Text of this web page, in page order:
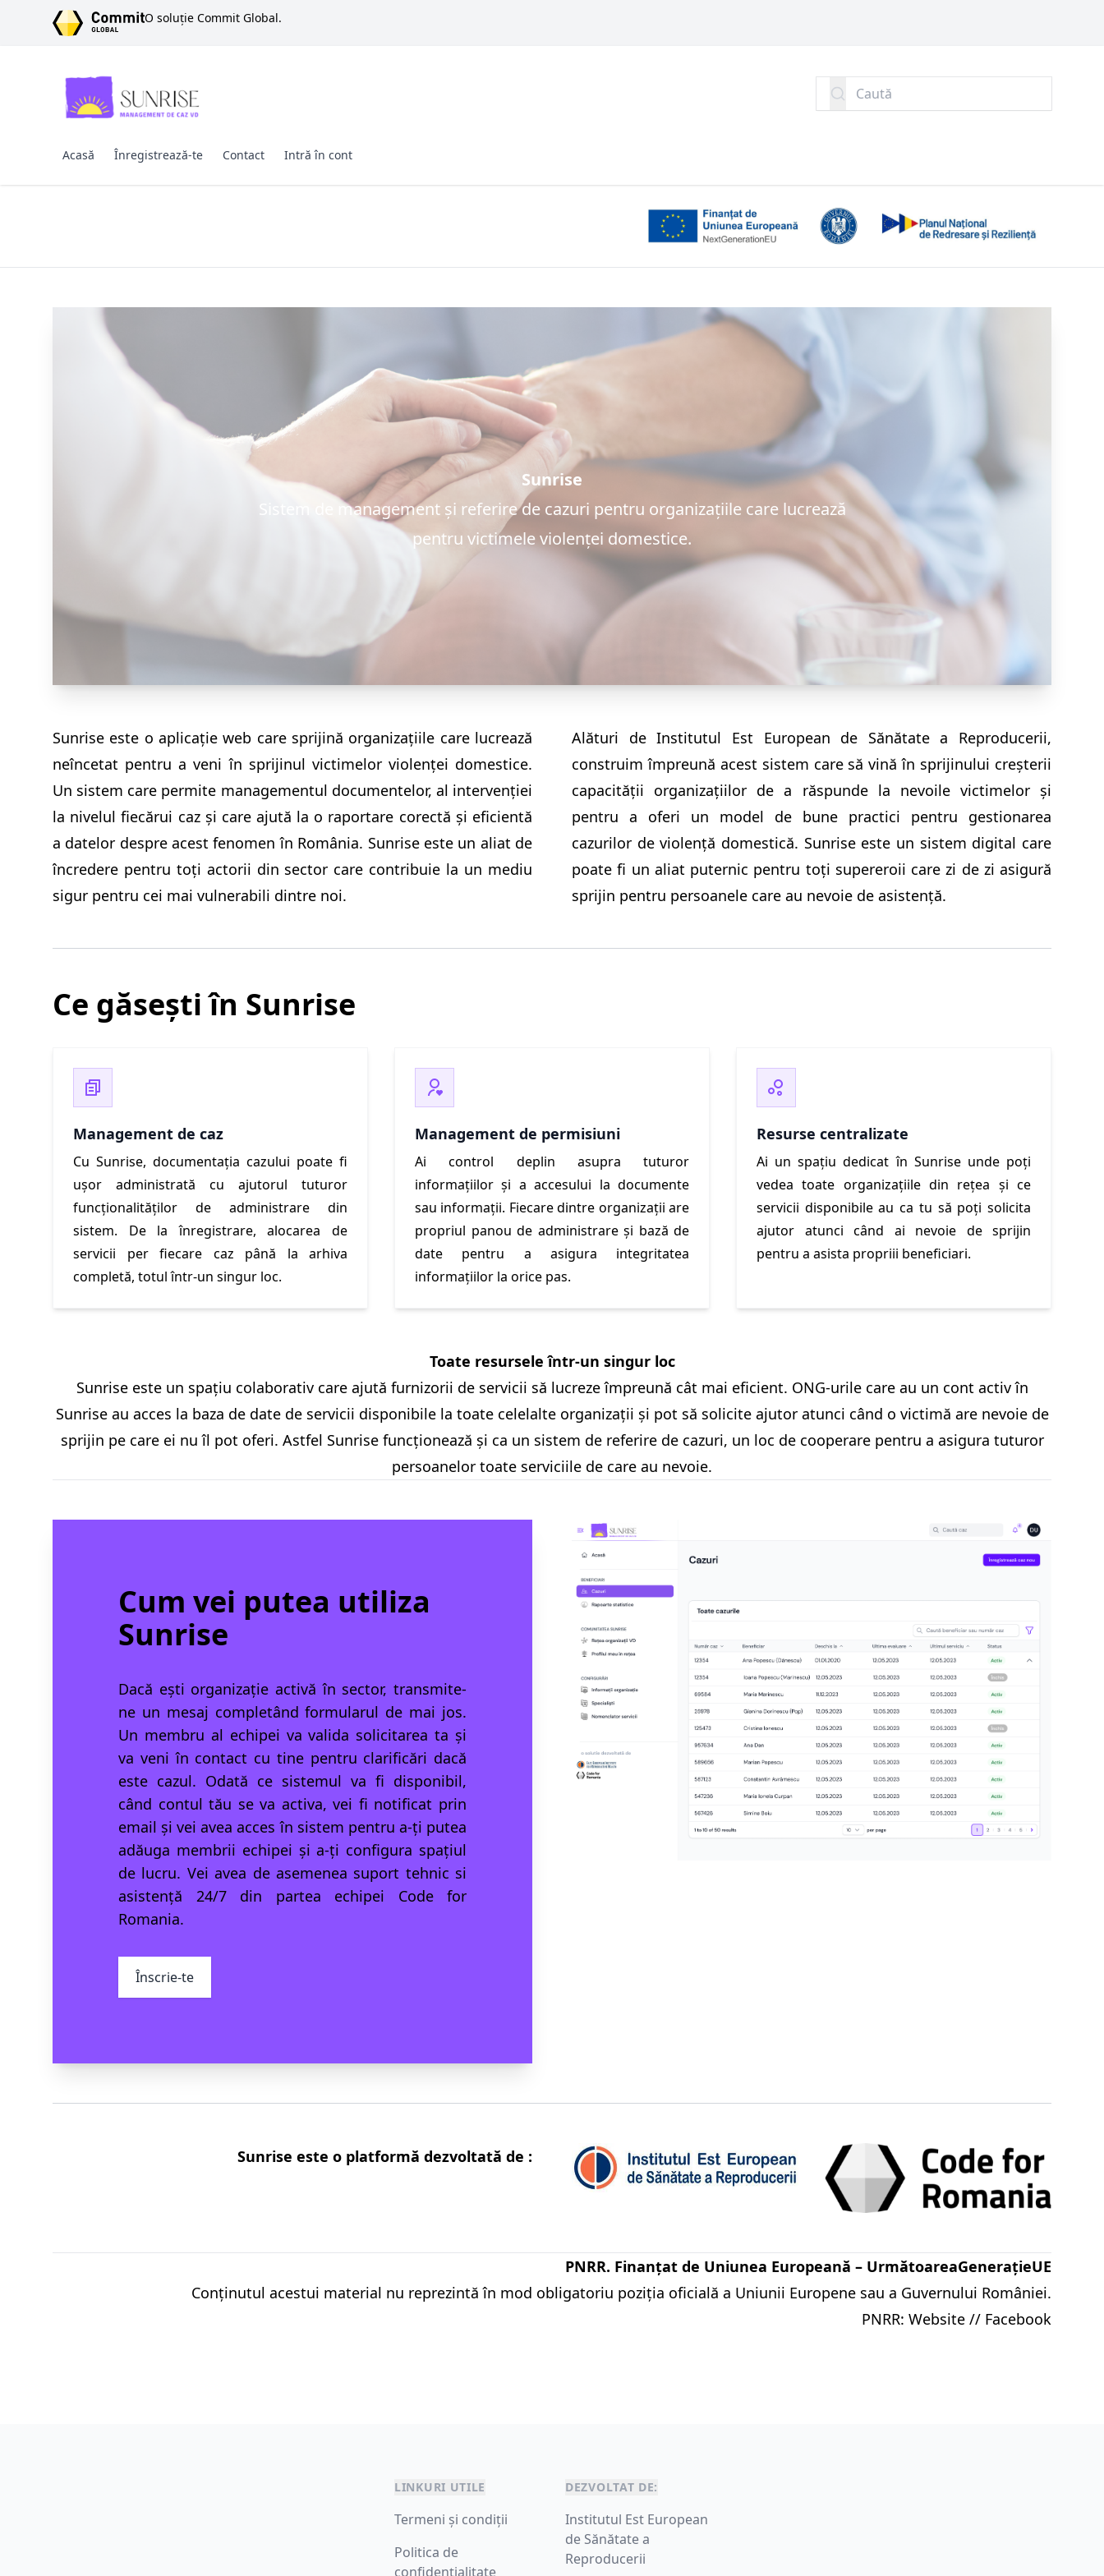
SARI LA CONȚINUT
O soluție Commit Global.
Caută
Acasă Înregistrează-te Contact Intră în cont
Sunrise
Sistem de management și referire de cazuri pentru organizațiile care lucrează
pentru victimele violenței domestice.
Sunrise este o aplicație web care sprijină organizațiile care lucrează
neîncetat pentru a veni în sprijinul victimelor violenței domestice.
Un sistem care permite managementul documentelor, al intervenției
la nivelul fiecărui caz și care ajută la o raportare corectă și eficientă
a datelor despre acest fenomen în România. Sunrise este un aliat de
încredere pentru toți actorii din sector care contribuie la un mediu
sigur pentru cei mai vulnerabili dintre noi.
Alături de Institutul Est European de Sănătate a Reproducerii,
construim împreună acest sistem care să vină în sprijinului creșterii
capacității organizațiilor de a răspunde la nevoile victimelor și
pentru a oferi un model de bune practici pentru gestionarea
cazurilor de violență domestică. Sunrise este un sistem digital care
poate fi un aliat puternic pentru toți supereroii care zi de zi asigură
sprijin pentru persoanele care au nevoie de asistență.
Ce găsești în Sunrise
Management de caz
Cu Sunrise, documentația cazului poate fi
ușor administrată cu ajutorul tuturor
funcționalităților de administrare din
sistem. De la înregistrare, alocarea de
servicii per fiecare caz până la arhiva
completă, totul într-un singur loc.
Management de permisiuni
Ai control deplin asupra tuturor
informațiilor și a accesului la documente
sau informații. Fiecare dintre organizații are
propriul panou de administrare și bază de
date pentru a asigura integritatea
informațiilor la orice pas.
Resurse centralizate
Ai un spațiu dedicat în Sunrise unde poți
vedea toate organizațiile din rețea și ce
servicii disponibile au ca tu să poți solicita
ajutor atunci când ai nevoie de sprijin
pentru a asista propriii beneficiari.
Toate resursele într-un singur loc
Sunrise este un spațiu colaborativ care ajută furnizorii de servicii să lucreze împreună cât mai eficient. ONG-urile care au un cont activ în
Sunrise au acces la baza de date de servicii disponibile la toate celelalte organizații și pot să solicite ajutor atunci când o victimă are nevoie de
sprijin pe care ei nu îl pot oferi. Astfel Sunrise funcționează și ca un sistem de referire de cazuri, un loc de cooperare pentru a asigura tuturor
persoanelor toate serviciile de care au nevoie.
Cum vei putea utiliza
Sunrise
Dacă ești organizație activă în sector, transmite-
ne un mesaj completând formularul de mai jos.
Un membru al echipei va valida solicitarea ta și
va veni în contact cu tine pentru clarificări dacă
este cazul. Odată ce sistemul va fi disponibil,
când contul tău se va activa, vei fi notificat prin
email și vei avea acces în sistem pentru a-ți putea
adăuga membrii echipei și a-ți configura spațiul
de lucru. Vei avea de asemenea suport tehnic si
asistență 24/7 din partea echipei Code for
Romania.
Înscrie-te
Sunrise este o platformă dezvoltată de :
PNRR. Finanțat de Uniunea Europeană – UrmătoareaGenerațieUE
Conținutul acestui material nu reprezintă în mod obligatoriu poziția oficială a Uniunii Europene sau a Guvernului României.
PNRR: Website // Facebook
LINKURI UTILE
Termeni și condiții
Politica de
confidențialitate
DEZVOLTAT DE:
Institutul Est European
de Sănătate a
Reproducerii